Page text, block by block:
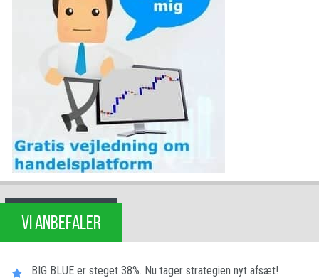
VI ANBEFALER
BIG BLUE er steget 38%. Nu tager strategien nyt afsæt!